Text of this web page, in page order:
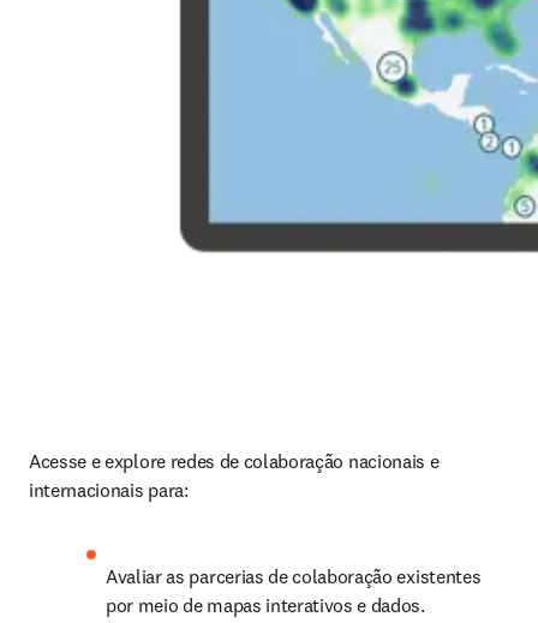
Acesse e explore redes de colaboração nacionais e
internacionais para:
Avaliar as parcerias de colaboração existentes
por meio de mapas interativos e dados.